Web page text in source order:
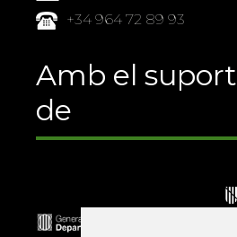
+34 964 72 89 93
Amb el suport
de